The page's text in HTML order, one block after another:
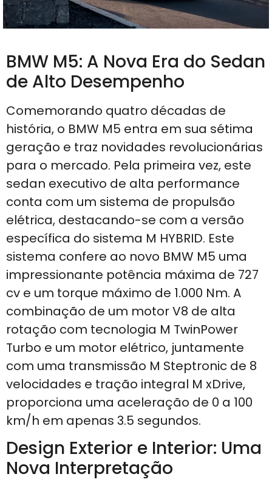
BMW M5: A Nova Era do Sedan
de Alto Desempenho
Comemorando quatro décadas de
história, o BMW M5 entra em sua sétima
geração e traz novidades revolucionárias
para o mercado. Pela primeira vez, este
sedan executivo de alta performance
conta com um sistema de propulsão
elétrica, destacando-se com a versão
específica do sistema M HYBRID. Este
sistema confere ao novo BMW M5 uma
impressionante potência máxima de 727
cv e um torque máximo de 1.000 Nm. A
combinação de um motor V8 de alta
rotação com tecnologia M TwinPower
Turbo e um motor elétrico, juntamente
com uma transmissão M Steptronic de 8
velocidades e tração integral M xDrive,
proporciona uma aceleração de 0 a 100
km/h em apenas 3.5 segundos.
Design Exterior e Interior: Uma
Nova Interpretação